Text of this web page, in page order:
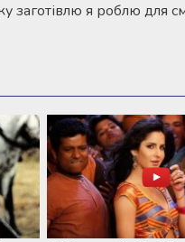
заготівлю я роблю для